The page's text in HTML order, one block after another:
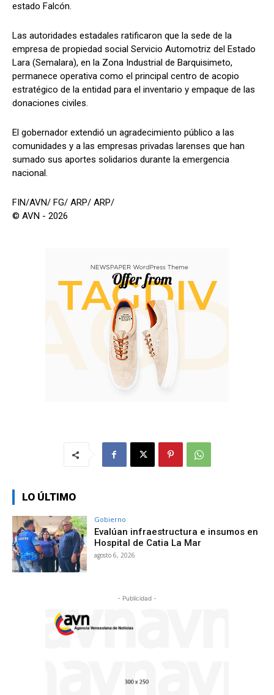
estado Falcón.
​Las autoridades estadales ratificaron que la sede de la
empresa de propiedad social Servicio Automotriz del Estado
Lara (Semalara), en la Zona Industrial de Barquisimeto,
permanece operativa como el principal centro de acopio
estratégico de la entidad para el inventario y empaque de las
donaciones civiles.
El gobernador extendió un agradecimiento público a las
comunidades y a las empresas privadas larenses que han
sumado sus aportes solidarios durante la emergencia
nacional.
FIN/AVN/ FG/ ARP/ ARP/
© AVN - 2026
LO ÚLTIMO
Gobierno
Evalúan infraestructura e insumos en
Hospital de Catia La Mar
agosto 6, 2026
- Publicidad -